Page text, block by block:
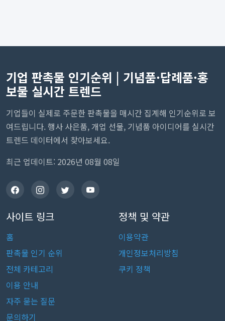
기업 판촉물 인기순위 | 기념품·답례품·홍
보물 실시간 트렌드
기업들이 실제로 주문한 판촉물을 매시간 집계해 인기순위로 보
여드립니다. 행사 사은품, 개업 선물, 기념품 아이디어를 실시간
트렌드 데이터에서 찾아보세요.
최근 업데이트: 2026년 08월 08일
사이트 링크
홈
판촉물 인기 순위
전체 카테고리
이용 안내
자주 묻는 질문
문의하기
정책 및 약관
이용약관
개인정보처리방침
쿠키 정책